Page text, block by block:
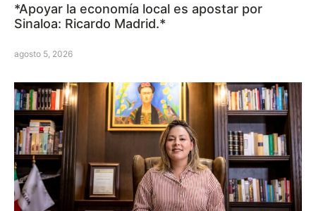
*Apoyar la economía local es apostar por
Sinaloa: Ricardo Madrid.*
agosto 5, 2026